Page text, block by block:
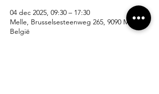
04 dec 2025, 09:30 – 17:30
Melle, Brusselsesteenweg 265, 9090 Melle,
België